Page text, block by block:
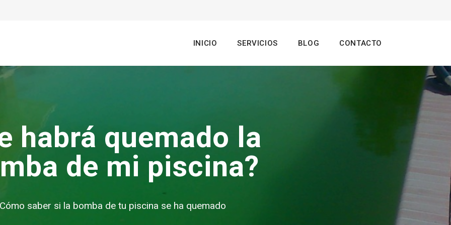
INICIO SERVICIOS BLOG CONTACTO
habrá quemado la
de mi piscina?
Cómo saber si la bomba de tu piscina se ha quemado